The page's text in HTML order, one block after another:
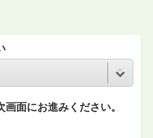
面にお進みください。